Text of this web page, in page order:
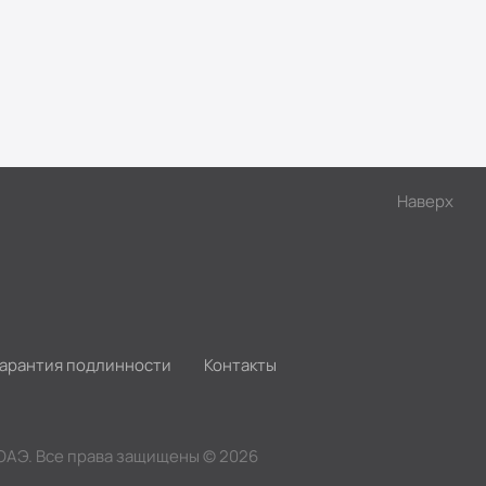
Наверх
подлинности Контакты
Все права защищены©2026